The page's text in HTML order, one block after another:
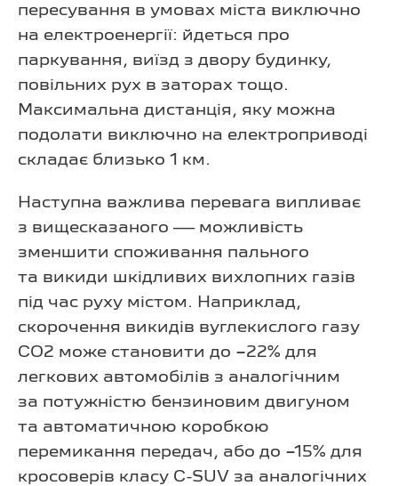
пересування в умовах міста виключно
на електроенергії: йдеться про
паркування, виїзд з двору будинку,
повільних рух в заторах тощо.
Максимальна дистанція, яку можна
подолати виключно на електроприводі
складає близько 1 км.
Наступна важлива перевага випливає
з вищесказаного — можливість
зменшити споживання пального
та викиди шкідливих вихлопних газів
під час руху містом. Наприклад,
скорочення викидів вуглекислого газу
СО2 може становити до −22% для
легкових автомобілів з аналогічним
за потужністю бензиновим двигуном
та автоматичною коробкою
перемикання передач, або до −15% для
кросоверів класу C-SUV за аналогічних